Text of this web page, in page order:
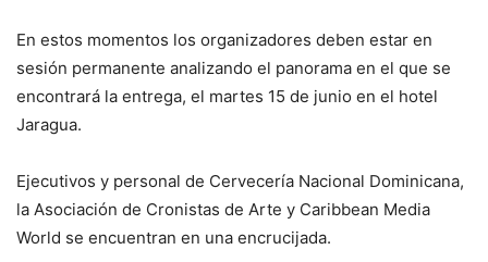
En estos momentos los organizadores deben estar en
sesión permanente analizando el panorama en el que se
encontrará la entrega, el martes 15 de junio en el hotel
Jaragua.
Ejecutivos y personal de Cervecería Nacional Dominicana,
la Asociación de Cronistas de Arte y Caribbean Media
World se encuentran en una encrucijada.